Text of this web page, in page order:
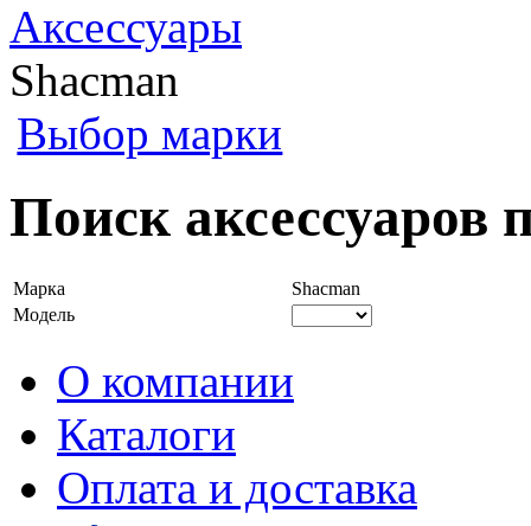
Аксессуары
Shacman
Выбор марки
Поиск аксессуаров
Марка
Shacman
Модель
О компании
Каталоги
Оплата и доставка